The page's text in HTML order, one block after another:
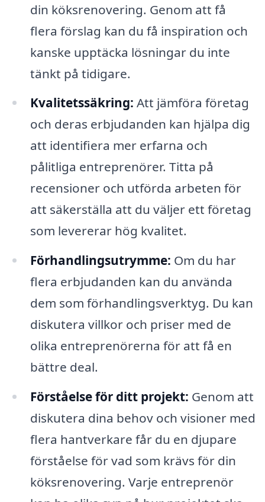
din köksrenovering. Genom att få
flera förslag kan du få inspiration och
kanske upptäcka lösningar du inte
tänkt på tidigare.
Kvalitetssäkring: Att jämföra företag
och deras erbjudanden kan hjälpa dig
att identifiera mer erfarna och
pålitliga entreprenörer. Titta på
recensioner och utförda arbeten för
att säkerställa att du väljer ett företag
som levererar hög kvalitet.
Förhandlingsutrymme: Om du har
flera erbjudanden kan du använda
dem som förhandlingsverktyg. Du kan
diskutera villkor och priser med de
olika entreprenörerna för att få en
bättre deal.
Förståelse för ditt projekt: Genom att
diskutera dina behov och visioner med
flera hantverkare får du en djupare
förståelse för vad som krävs för din
köksrenovering. Varje entreprenör